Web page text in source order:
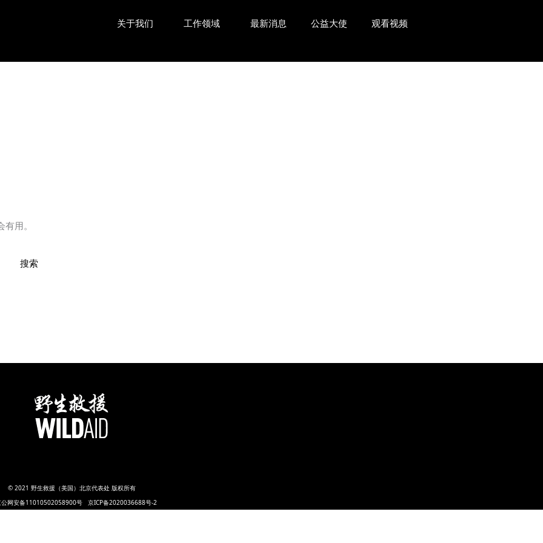
关于我们 工作领域 最新消息 公益大使 观看视频
用。
© 2021 野生救援（美国）北京代表处 版权所有
公网安备11010502058900号
京ICP备2020036688号-2